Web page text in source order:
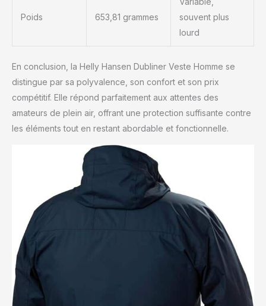
Poids 653,81 grammes
souvent plus
lourd
En conclusion, la Helly Hansen Dubliner Veste Homme se
distingue par sa polyvalence, son confort et son prix
compétitif. Elle répond parfaitement aux attentes des
amateurs de plein air, offrant une protection suffisante contre
les éléments tout en restant abordable et fonctionnelle.